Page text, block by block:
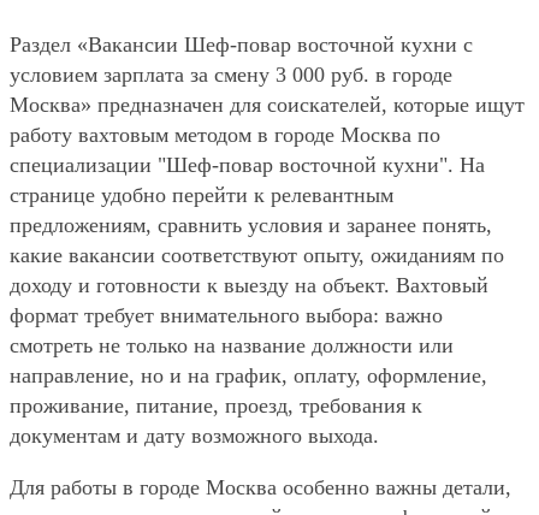
Раздел «Вакансии Шеф-повар восточной кухни с
условием зарплата за смену 3 000 руб. в городе
Москва» предназначен для соискателей, которые ищут
работу вахтовым методом в городе Москва по
специализации "Шеф-повар восточной кухни". На
странице удобно перейти к релевантным
предложениям, сравнить условия и заранее понять,
какие вакансии соответствуют опыту, ожиданиям по
доходу и готовности к выезду на объект. Вахтовый
формат требует внимательного выбора: важно
смотреть не только на название должности или
направление, но и на график, оплату, оформление,
проживание, питание, проезд, требования к
документам и дату возможного выхода.
Для работы в городе Москва особенно важны детали,